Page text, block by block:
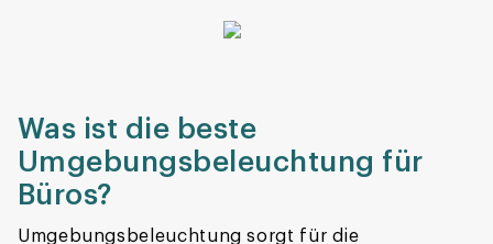
Was ist die beste
Umgebungsbeleuchtung für
Büros?
Umgebungsbeleuchtung sorgt für die